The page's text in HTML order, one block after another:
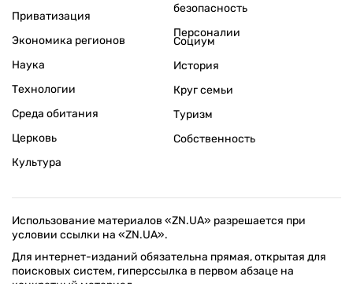
Приватизация
Экономика регионов
безопасность
Персоналии
Наука
Технологии
Среда обитания
Церковь
Культура
Социум
История
Круг семьи
Туризм
Собственность
Использование материалов «ZN.UA» разрешается при
условии ссылки на «ZN.UA».
Для интернет-изданий обязательна прямая, открытая для
поисковых систем, гиперссылка в первом абзаце на